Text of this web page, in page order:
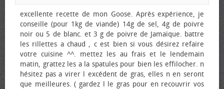
excellente recette de mon Goose. Après expérience, je
conseille (pour 1kg de viande) 14g de sel, 4g de poivre
noir ou 5 de blanc. et 3 g de poivre de Jamaïque. battre
les rillettes a chaud , c est bien si vous désirez refaire
votre cuisine ^^. mettez les au frais et le lendemain
matin, grattez les a la spatules pour bien les effilocher. n
hésitez pas a virer l excédent de gras, elles n en seront
que meilleures. ( gardez l le gras pour en recouvrir vos